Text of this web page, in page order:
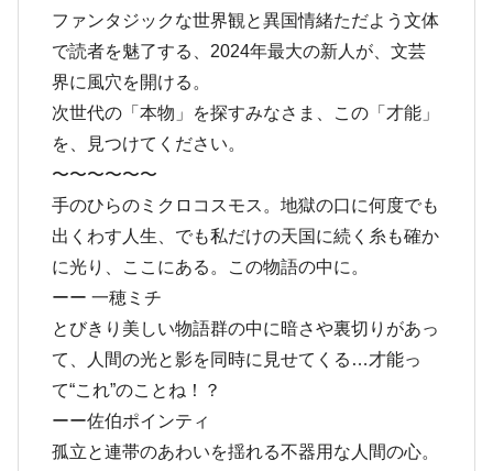
ファンタジックな世界観と異国情緒ただよう文体
で読者を魅了する、2024年最大の新人が、文芸
界に風穴を開ける。
次世代の「本物」を探すみなさま、この「才能」
を、見つけてください。
〜〜〜〜〜〜
手のひらのミクロコスモス。地獄の口に何度でも
出くわす人生、でも私だけの天国に続く糸も確か
に光り、ここにある。この物語の中に。
ーー 一穂ミチ
とびきり美しい物語群の中に暗さや裏切りがあっ
て、人間の光と影を同時に見せてくる…才能っ
て“これ”のことね！？
ーー佐伯ポインティ
孤立と連帯のあわいを揺れる不器用な人間の心。